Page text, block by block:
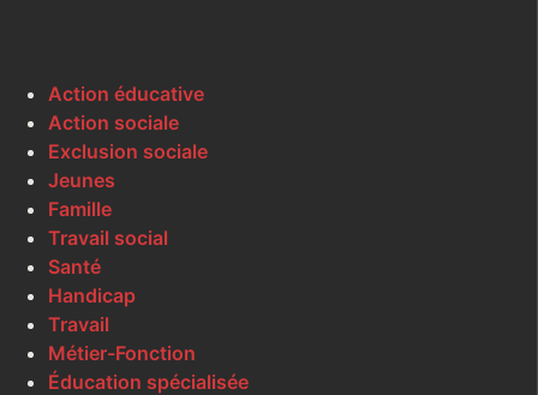
Action éducative
Action sociale
Exclusion sociale
Jeunes
Famille
Travail social
Santé
Handicap
Travail
Métier-Fonction
Éducation spécialisée